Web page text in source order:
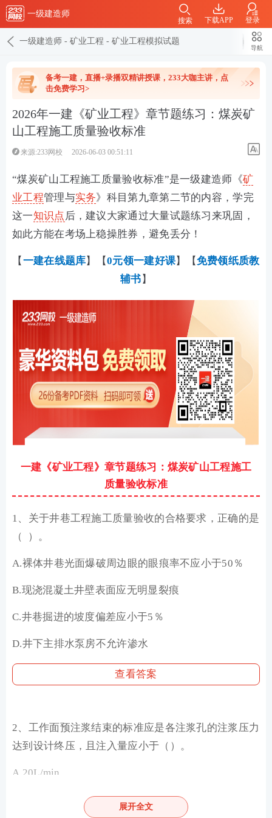
一级建造师
下载APP 登录
搜索
一级建造师 - 矿业工程 - 矿业工程模拟试题
导航
备考一建，直播+录播双精讲授课，233大咖主讲，点
击免费学习>
2026年一建《矿业工程》章节题练习：煤炭矿
山工程施工质量验收标准
来源:233网校 2026-06-03 00:51:11
“煤炭矿山工程施工质量验收标准”是一级建造师《矿
业工程管理与实务》科目第九章第二节的内容，学完
这一知识点 后，建议大家通过大量试题练习来巩固，
如此方能在考场上稳操胜券，避免丢分！
【 一建在线题库】【0元领一建好课】【免费领纸质教
辅书 】
一建《矿业工程》章节题练习：煤炭矿山工程施工
质量验收标准
1、关于井巷工程施工质量验收的合格要求，正确的是
（ ）。
A.裸体井巷光面爆破周边眼的眼痕率不应小于50％
B.现浇混凝土井壁表面应无明显裂痕
C.井巷掘进的坡度偏差应小于5％
D.井下主排水泵房不允许渗水
查看答案
2、工作面预注浆结束的标准应是各注浆孔的注浆压力
达到设计终压，且注入量应小于（）。
A.20L/min
展开全文